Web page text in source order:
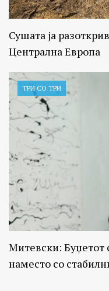
Сушата ја
Централна Европа
ТРИ СО ТРИ
Митевски: Буџетот
наместо со